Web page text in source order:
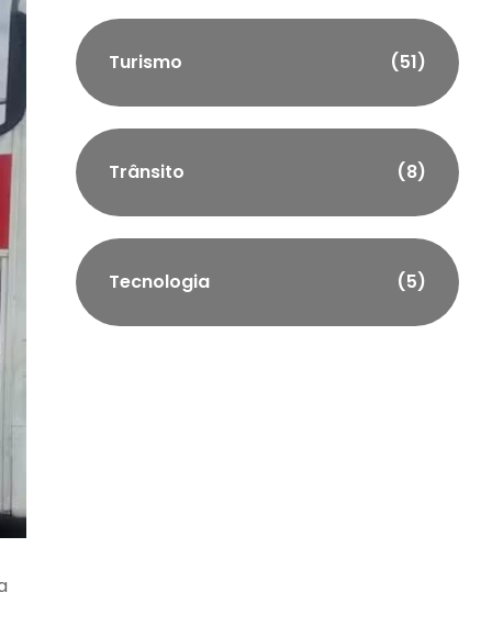
Turismo (51)
Trânsito (8)
Tecnologia (5)